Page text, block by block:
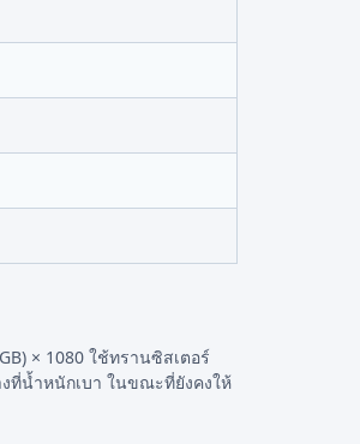
× 1080 ใช้ทรานซิสเตอร์
ที่น้ำหนักเบา ในขณะที่ยังคงให้